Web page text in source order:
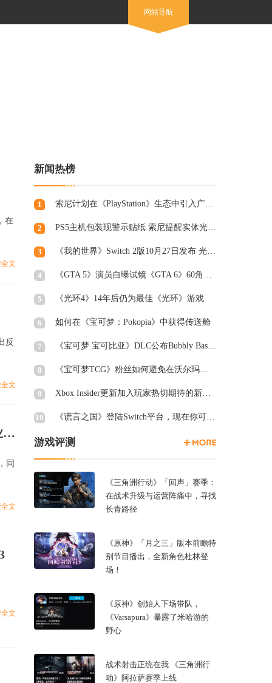
网站导航
在
文
反
文
Q4游戏收入10亿，B站：元梦、少前2公测投放力度超过行业历史
同
文
文
新闻热榜
1 索尼计划在《PlayStation》生态中引入广告，组建专业营销团队
2 PS5主机包装现警示贴纸 索尼提醒实体光盘生产将终止
3 《我的世界》Switch 2版10月27日发布 光照阴影升级
4 《GTA 5》演员自曝试镜《GTA 6》60角色均未获回复
5 《光环4》14年后仍为最佳《光环》游戏
6 如何在《宝可梦：Pokopia》中获得传送舱
7 《宝可梦 宝可比亚》DLC公布Bubbly Basin Habitat Dex列表
8 《宝可梦TCG》粉丝如何避免在沃尔玛周三被“烤”
9 Xbox Insider更新加入玩家热切期待的新功能
10 《谎言之国》登陆Switch平台，现在你可以在厕所里愤怒退出游戏
游戏评测
《三角洲行动》「回声」赛季：
在战术升级与运营阵痛中，寻找
长青路径
《原神》「月之三」版本前瞻特
别节目播出，全新角色杜林登
场！
《原神》创始人下场带队，
《Varsapura》暴露了米哈游的
野心
战术射击正统在我 《三角洲行
动》阿拉萨赛季上线